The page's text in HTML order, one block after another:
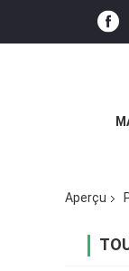
Aperçu